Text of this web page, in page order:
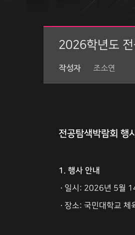
2026학년도
작성자 조소연
전공탐색박람회 행
1. 행사 안내
∙ 일시: 2026년 5월
∙ 장소: 국민대학교 체